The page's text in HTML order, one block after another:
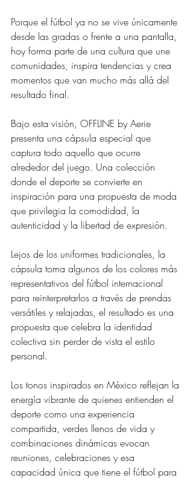
Porque el fútbol ya no se vive únicamente
desde las gradas o frente a una pantalla,
hoy forma parte de una cultura que une
comunidades, inspira tendencias y crea
momentos que van mucho más allá del
resultado final.
Bajo esta visión, OFFLINE by Aerie
presenta una cápsula especial que
captura todo aquello que ocurre
alrededor del juego. Una colección
donde el deporte se convierte en
inspiración para una propuesta de moda
que privilegia la comodidad, la
autenticidad y la libertad de expresión.
Lejos de los uniformes tradicionales, la
cápsula toma algunos de los colores más
representativos del fútbol internacional
para reinterpretarlos a través de prendas
versátiles y relajadas, el resultado es una
propuesta que celebra la identidad
colectiva sin perder de vista el estilo
personal.
Los tonos inspirados en México reflejan la
energía vibrante de quienes entienden el
deporte como una experiencia
compartida, verdes llenos de vida y
combinaciones dinámicas evocan
reuniones, celebraciones y esa
capacidad única que tiene el fútbol para